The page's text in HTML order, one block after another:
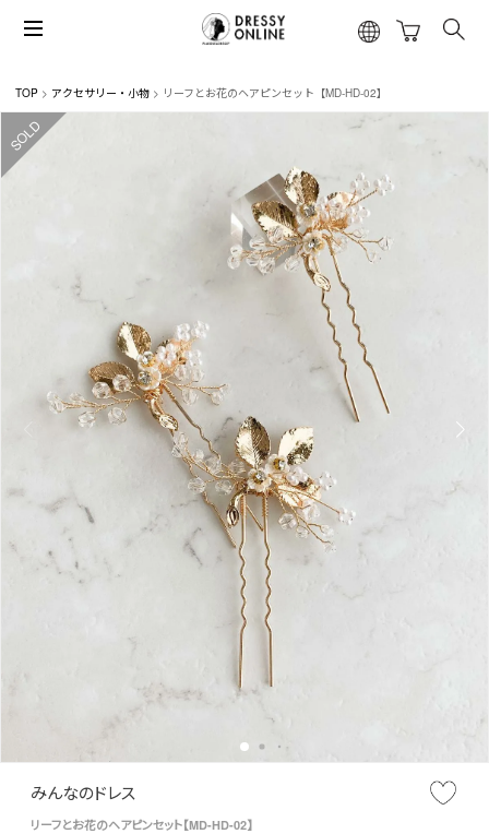
TOP アクセサリー・小物 リーフとお花のヘアピンセット【MD-HD-02】
みんなのドレス
リーフとお花のヘアピンセット【MD-HD-02】